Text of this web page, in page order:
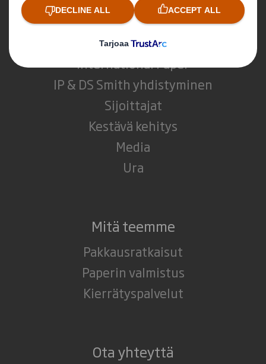
Keitä olemme
DS Smith
International Paper
IP & DS Smith yhdistyminen
Sijoittajat
Kestävä kehitys
Media
Ura
Mitä teemme
Pakkausratkaisut
Paperin valmistus
Kierrätyspalvelut
Ota yhteyttä